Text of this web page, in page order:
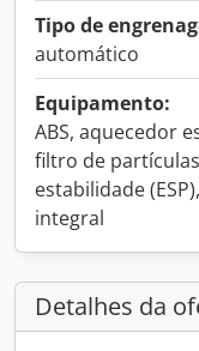
Tipo de
automático
Equipamento:
ABS, aquecedor
filtro de
estabilidade
integral
Detalhes da